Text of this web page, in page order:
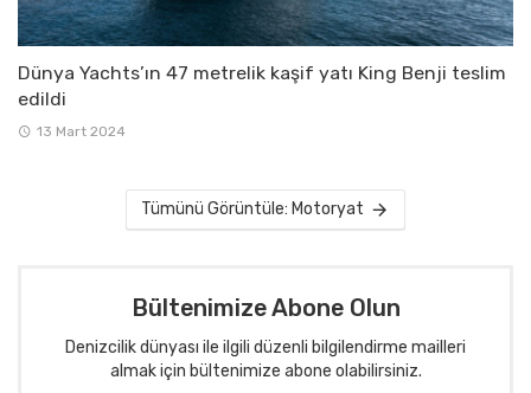
Dünya Yachts’ın 47 metrelik kaşif yatı King Benji teslim
edildi
13 Mart 2024
Tümünü Görüntüle: Motoryat
Bültenimize Abone Olun
Denizcilik dünyası ile ilgili düzenli bilgilendirme mailleri
almak için bültenimize abone olabilirsiniz.